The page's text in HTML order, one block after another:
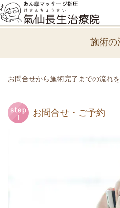
施術の
お問合せから施術完了までの流れ
お問合せ・ご予約